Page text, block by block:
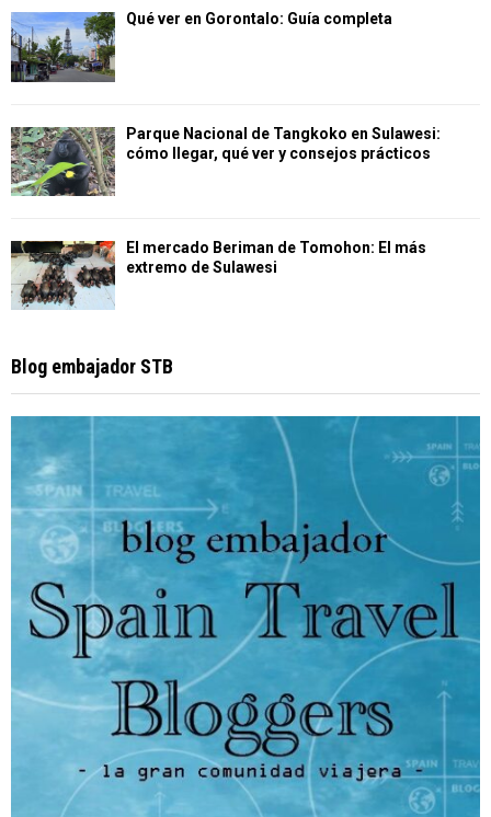
Qué ver en Gorontalo: Guía completa
Parque Nacional de Tangkoko en Sulawesi:
cómo llegar, qué ver y consejos prácticos
El mercado Beriman de Tomohon: El más
extremo de Sulawesi
Blog embajador STB